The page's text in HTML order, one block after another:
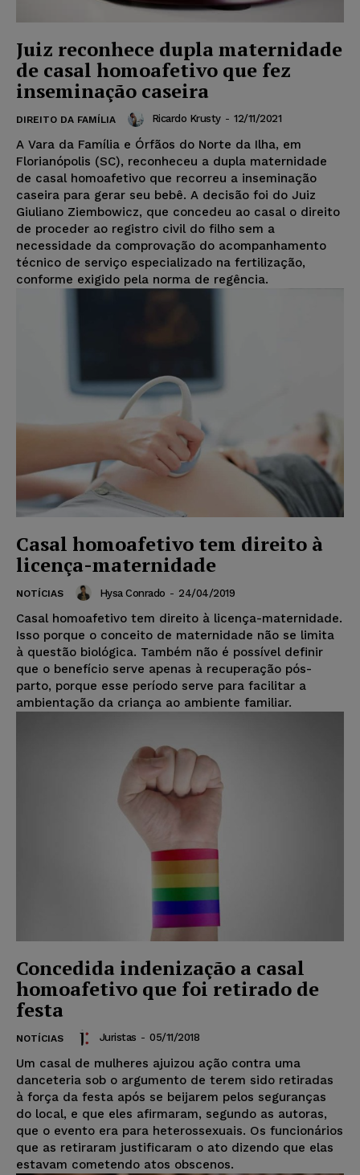
Juiz reconhece dupla maternidade
de casal homoafetivo que fez
inseminação caseira
DIREITO DA FAMÍLIA Ricardo Krusty - 12/11/2021
A Vara da Família e Órfãos do Norte da Ilha, em
Florianópolis (SC), reconheceu a dupla maternidade
de casal homoafetivo que recorreu a inseminação
caseira para gerar seu bebê. A decisão foi do Juiz
Giuliano Ziembowicz, que concedeu ao casal o direito
de proceder ao registro civil do filho sem a
necessidade da comprovação do acompanhamento
técnico de serviço especializado na fertilização,
conforme exigido pela norma de regência.
Casal homoafetivo tem direito à
licença-maternidade
NOTÍCIAS Hysa Conrado - 24/04/2019
Casal homoafetivo tem direito à licença-maternidade.
Isso porque o conceito de maternidade não se limita
à questão biológica. Também não é possível definir
que o benefício serve apenas à recuperação pós-
parto, porque esse período serve para facilitar a
ambientação da criança ao ambiente familiar.
Concedida indenização a casal
homoafetivo que foi retirado de
festa
NOTÍCIAS Juristas - 05/11/2018
Um casal de mulheres ajuizou ação contra uma
danceteria sob o argumento de terem sido retiradas
à força da festa após se beijarem pelos seguranças
do local, e que eles afirmaram, segundo as autoras,
que o evento era para heterossexuais. Os funcionários
que as retiraram justificaram o ato dizendo que elas
estavam cometendo atos obscenos.